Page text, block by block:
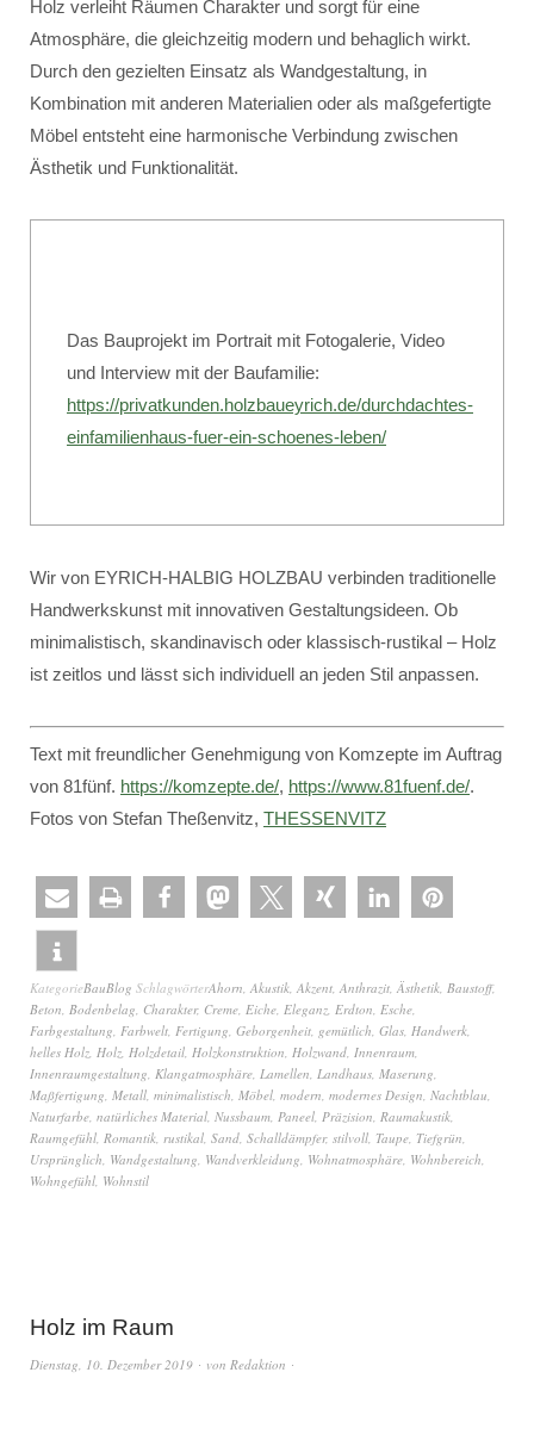
Holz verleiht Räumen Charakter und sorgt für eine
Atmosphäre, die gleichzeitig modern und behaglich wirkt.
Durch den gezielten Einsatz als Wandgestaltung, in
Kombination mit anderen Materialien oder als maßgefertigte
Möbel entsteht eine harmonische Verbindung zwischen
Ästhetik und Funktionalität.
Das Bauprojekt im Portrait mit Fotogalerie, Video
und Interview mit der Baufamilie:
https://privatkunden.holzbaueyrich.de/durchdachtes-
einfamilienhaus-fuer-ein-schoenes-leben/
Wir von EYRICH-HALBIG HOLZBAU verbinden traditionelle
Handwerkskunst mit innovativen Gestaltungsideen. Ob
minimalistisch, skandinavisch oder klassisch-rustikal – Holz
ist zeitlos und lässt sich individuell an jeden Stil anpassen.
Text mit freundlicher Genehmigung von Komzepte im Auftrag
von 81fünf. https://komzepte.de/, https://www.81fuenf.de/.
Fotos von Stefan Theßenvitz, THESSENVITZ
KategorieBauBlog SchlagwörterAhorn, Akustik, Akzent, Anthrazit, Ästhetik, Baustoff,
Beton, Bodenbelag, Charakter, Creme, Eiche, Eleganz, Erdton, Esche,
Farbgestaltung, Farbwelt, Fertigung, Geborgenheit, gemütlich, Glas, Handwerk,
helles Holz, Holz, Holzdetail, Holzkonstruktion, Holzwand, Innenraum,
Innenraumgestaltung, Klangatmosphäre, Lamellen, Landhaus, Maserung,
Maßfertigung, Metall, minimalistisch, Möbel, modern, modernes Design, Nachtblau,
Naturfarbe, natürliches Material, Nussbaum, Paneel, Präzision, Raumakustik,
Raumgefühl, Romantik, rustikal, Sand, Schalldämpfer, stilvoll, Taupe, Tiefgrün,
Ursprünglich, Wandgestaltung, Wandverkleidung, Wohnatmosphäre, Wohnbereich,
Wohngefühl, Wohnstil
Holz im Raum
Dienstag, 10. Dezember 2019 von Redaktion